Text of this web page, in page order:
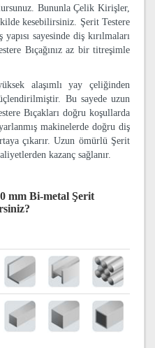
Bununla Çelik Kirişler,
kesebilirsiniz. Şerit Testere
sayesinde diş kırılmaları
Bıçağınız az bir titreşimle
alaşımlı yay çeliğinden
Bu sayede uzun
Bıçakları doğru koşullarda
makinelerde doğru diş
çıkarır. Uzun ömürlü Şerit
kazanç sağlanır.
mm Bi-metal Şerit